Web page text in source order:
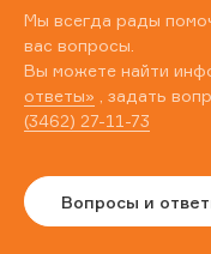
Мы всегда рады
вас вопросы.
Вы можете найти
ответы» , задать
(3462) 27-11-73
Вопросы и